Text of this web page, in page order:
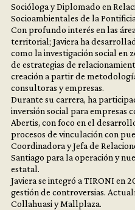
Socióloga y Diplomado en
Socioambientales de la
Con profundo interés en las
territorial; Javiera ha
como la investigación social en
de estrategias de
creación a partir de
consultoras y empresas.
Durante su carrera, ha
inversión social para empresas
Abertis, con foco en el
procesos de vinculación con
Coordinadora y Jefa de
Santiago para la operación y
estatal.
Javiera se integró a TIRONI en
gestión de controversias.
Collahuasi y Mallplaza.